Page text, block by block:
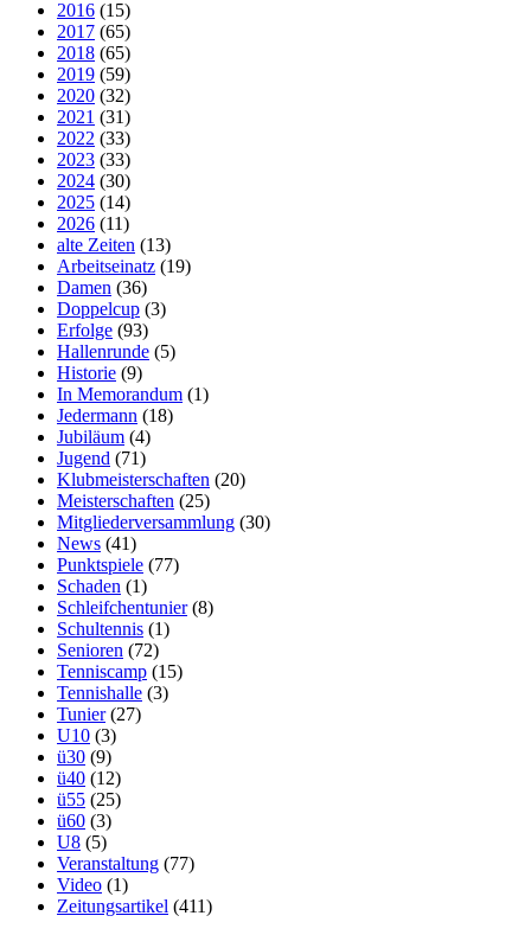
2016 (15)
2017 (65)
2018 (65)
2019 (59)
2020 (32)
2021 (31)
2022 (33)
2023 (33)
2024 (30)
2025 (14)
2026 (11)
alte Zeiten (13)
Arbeitseinatz (19)
Damen (36)
Doppelcup (3)
Erfolge (93)
Hallenrunde (5)
Historie (9)
In Memorandum (1)
Jedermann (18)
Jubiläum (4)
Jugend (71)
Klubmeisterschaften (20)
Meisterschaften (25)
Mitgliederversammlung (30)
News (41)
Punktspiele (77)
Schaden (1)
Schleifchentunier(8)
Schultennis (1)
Senioren (72)
Tenniscamp (15)
Tennishalle (3)
Tunier(27)
U10 (3)
ü30 (9)
ü40 (12)
ü55 (25)
ü60 (3)
U8 (5)
Veranstaltung (77)
Video (1)
Zeitungsartikel (411)